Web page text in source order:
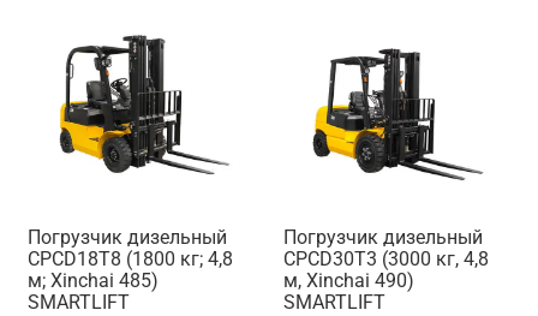
Погрузчик дизельный
CPCD18T8 (1800 кг; 4,8
м; Xinchai 485)
SMARTLIFT
Погрузчик дизельный
CPCD30T3 (3000 кг, 4,8
м, Xinchai 490)
SMARTLIFT